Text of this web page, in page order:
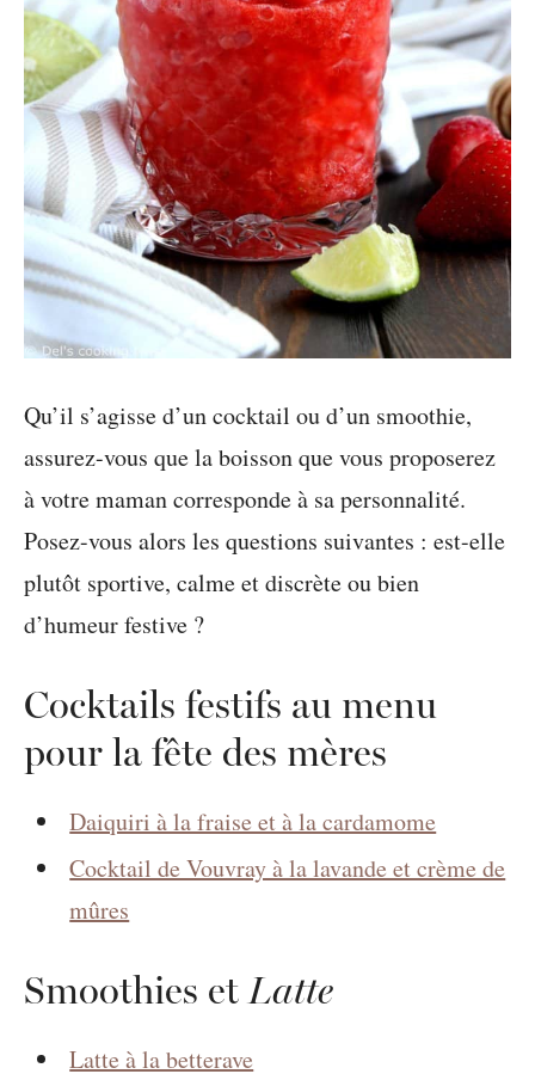
Qu’il s’agisse d’un cocktail ou d’un smoothie,
assurez-vous que la boisson que vous proposerez
à votre maman corresponde à sa personnalité.
Posez-vous alors les questions suivantes : est-elle
plutôt sportive, calme et discrète ou bien
d’humeur festive ?
Cocktails festifs au menu
pour la fête des mères
Daiquiri à la fraise et à la cardamome
Cocktail de Vouvray à la lavande et crème de
mûres
Smoothies etLatte
Latte à la betterave